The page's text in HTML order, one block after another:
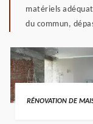
matériels
du commun,
RÉNOVATION DE